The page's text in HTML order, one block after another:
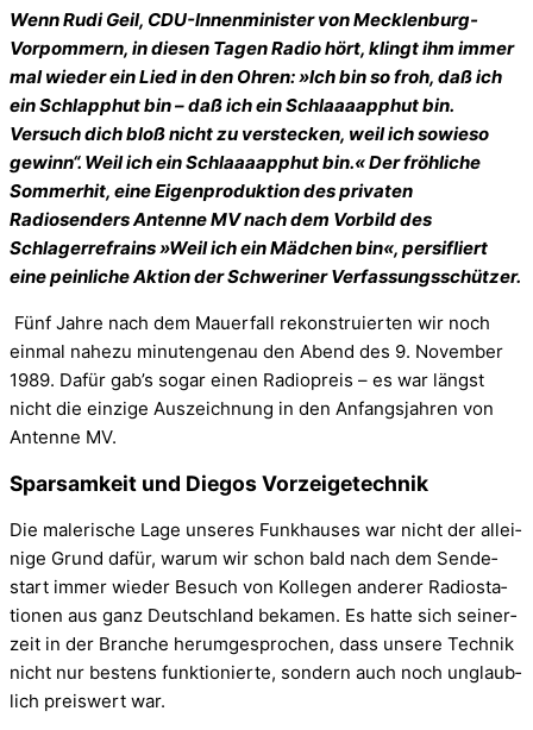
Wenn Rudi Geil, CDU-Innenminister von Mecklenburg-
Vorpommern, in diesen Tagen Radio hört, klingt ihm immer
mal wieder ein Lied in den Ohren: »Ich bin so froh, daß ich
ein Schlapphut bin – daß ich ein Schlaaaapphut bin.
Versuch dich bloß nicht zu verstecken, weil ich sowieso
gewinn“. Weil ich ein Schlaaaapphut bin.« Der fröhliche
Sommerhit, eine Eigenproduktion des privaten
Radiosenders Antenne MV nach dem Vorbild des
Schlagerrefrains »Weil ich ein Mädchen bin«, persifliert
eine peinliche Aktion der Schweriner Verfassungsschützer.
Fünf Jahre nach dem Mau­er­fall rekon­stru­ier­ten wir noch
ein­mal nahezu minu­ten­ge­nau den Abend des 9. Novem­ber
1989. Dafür gab’s sogar einen Radio­preis – es war längst
nicht die ein­zige Aus­zeich­nung in den Anfangs­jah­ren von
Antenne MV.
Sparsamkeit und Diegos Vorzeigetechnik
Die male­ri­sche Lage unse­res Funk­hau­ses war nicht der allei­
nige Grund dafür, warum wir schon bald nach dem Sen­de­
start immer wie­der Besuch von Kol­le­gen ande­rer Radio­sta­
tio­nen aus ganz Deutsch­land beka­men. Es hatte sich sei­ner­
zeit in der Bran­che her­um­ge­spro­chen, dass unsere Tech­nik
nicht nur bes­tens funk­tio­nierte, son­dern auch noch unglaub­
lich preis­wert war.